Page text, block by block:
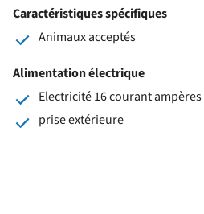
Caractéristiques spécifiques
Animaux acceptés
Alimentation électrique
Electricité 16 courant ampères
prise extérieure